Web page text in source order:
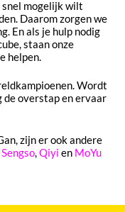
snel mogelijk wilt
Daarom zorgen we
En als je hulp nodig
staan onze
helpen.
Wordt
de overstap en ervaar
zijn er ook andere
Sengso Qiyi en MoYu